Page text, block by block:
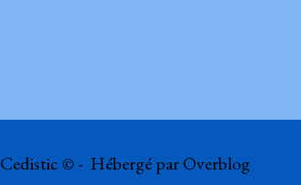
Cedistic © - Hébergé parOverblog